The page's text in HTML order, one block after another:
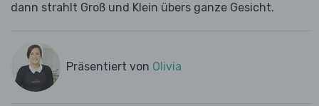
dann strahlt Groß und Klein übers ganze Gesicht.
Präsentiert von Olivia